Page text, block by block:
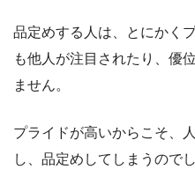
品定めする人は、とにかく
も他人が注目されたり、優
ません。
プライドが高いからこそ、
し、品定めしてしまうのでし